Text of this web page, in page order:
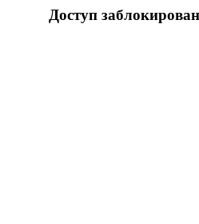
Доступ